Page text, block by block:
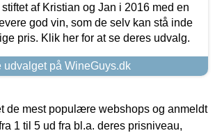
af Kristian og Jan i 2016 med en
god vin, som de selv kan stå inde
pris. Klik her for at se deres udvalg.
udvalget på WineGuys.dk
de mest populære webshops og anmeldt
1 til 5 ud fra bl.a. deres prisniveau,